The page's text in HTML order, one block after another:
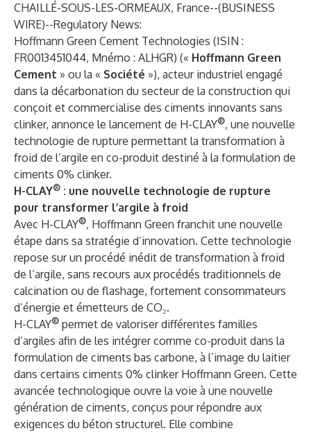
CHAILLÉ-SOUS-LES-ORMEAUX, France--(BUSINESS
WIRE)--Regulatory News:
Hoffmann Green Cement Technologies (ISIN :
FR0013451044, Mnémo : ALHGR) (« Hoffmann Green
Cement » ou la « Société »), acteur industriel engagé
dans la décarbonation du secteur de la construction qui
conçoit et commercialise des ciments innovants sans
clinker, annonce le lancement de H-CLAY®, une nouvelle
technologie de rupture permettant la transformation à
froid de l’argile en co-produit destiné à la formulation de
ciments 0% clinker.
H-CLAY® : une nouvelle technologie de rupture
pour transformer l’argile à froid
Avec H-CLAY®, Hoffmann Green franchit une nouvelle
étape dans sa stratégie d’innovation. Cette technologie
repose sur un procédé inédit de transformation à froid
de l’argile, sans recours aux procédés traditionnels de
calcination ou de flashage, fortement consommateurs
d’énergie et émetteurs de CO₂.
H-CLAY® permet de valoriser différentes familles
d’argiles afin de les intégrer comme co-produit dans la
formulation de ciments bas carbone, à l’image du laitier
dans certains ciments 0% clinker Hoffmann Green. Cette
avancée technologique ouvre la voie à une nouvelle
génération de ciments, conçus pour répondre aux
exigences du béton structurel. Elle combine